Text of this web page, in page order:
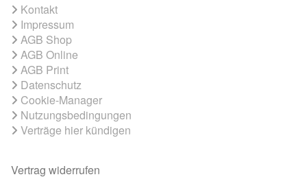
Kontakt
Impressum
AGB Shop
AGB Online
AGB Print
Datenschutz
Cookie-Manager
Nutzungsbedingungen
Verträge hier kündigen
Vertrag widerrufen